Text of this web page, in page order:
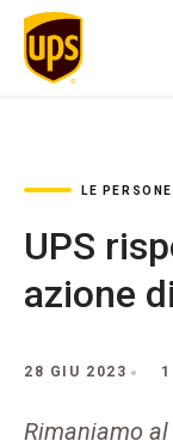
LE
UPS
azione
28 GIU 2023
Rimaniamo